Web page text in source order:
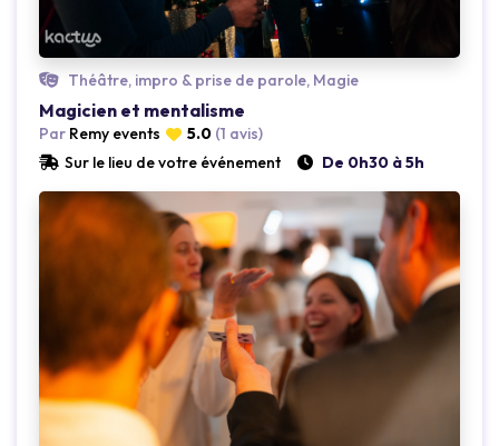
Théâtre, impro & prise de parole, Magie
Magicien et mentalisme
Par Remy events 5.0 (1 avis)
Sur le lieu de votre événement
De 0h30 à 5h
Loading...